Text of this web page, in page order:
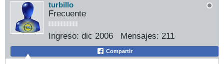
turbillo
Frecuente
Ingreso: dic 2006 Mensajes: 211
Compartir